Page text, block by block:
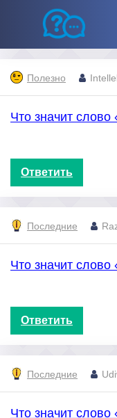
Полезно
Что значит слово
Ответить
Последние
Что значит слово
Ответить
Последние
Что значит слово